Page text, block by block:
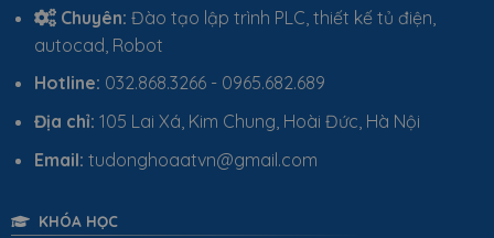
Chuyên: Đào tạo lập trình PLC, thiết kế tủ điện,
autocad, Robot
Hotline: 032.868.3266 - 0965.682.689
Địa chỉ: 105 Lai Xá, Kim Chung, Hoài Đức, Hà Nội
Email: tudonghoaatvn@gmail.com
KHÓA HỌC